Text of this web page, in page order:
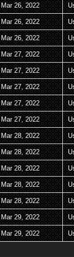
Mar 26, 2022
Mar 26, 2022
Mar 26, 2022
Mar 27, 2022
Mar 27, 2022
Mar 27, 2022
Mar 27, 2022
Mar 27, 2022
Mar 28, 2022
Mar 28, 2022
Mar 28, 2022
Mar 28, 2022
Mar 28, 2022
Mar 29, 2022
Mar 29, 2022